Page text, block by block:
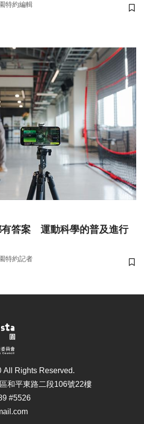
特約編輯
儲
有答案 運動科學的普及進行
特約記者
儲
Rights Reserved.
和平東路二段106號22樓
#5526